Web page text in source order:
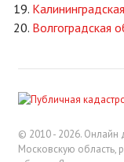
Волгоградская
© 2010 - 2026. Онлайн
Московскую область,